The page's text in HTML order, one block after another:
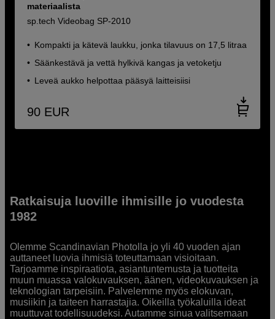
materiaalista
sp.tech Videobag SP-2010
Kompakti ja kätevä laukku, jonka tilavuus on 17,5 litraa
Säänkestävä ja vettä hylkivä kangas ja vetoketju
Leveä aukko helpottaa pääsyä laitteisiisi
90 EUR
Ratkaisuja luoville ihmisille jo vuodesta
1982
Olemme Scandinavian Photolla jo yli 40 vuoden ajan
auttaneet luovia ihmisiä toteuttamaan visioitaan.
Tarjoamme inspiraatiota, asiantuntemusta ja tuotteita
muun muassa valokuvauksen, äänen, videokuvauksen ja
teknologian tarpeisiin. Palvelemme myös elokuvan,
musiikin ja taiteen harrastajia. Oikeilla työkaluilla ideat
muuttuvat todellisuudeksi. Autamme sinua valitsemaan